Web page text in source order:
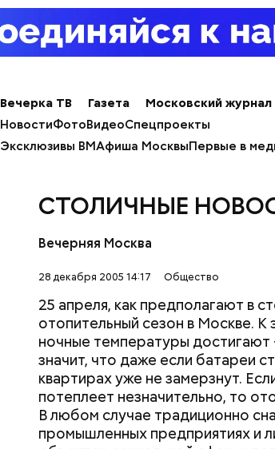
Вечерка ТВ Газета Московский журнал
НовостиФотоВидеоСпецпроекты
Эксклюзивы ВМАфиша МосквыПервые в
СТОЛИЧНЫЕ
Вечерняя Москва
28 декабря 2005 14:17 Общество
25 апреля, как предполагают в
отопительный сезон в Москве.
ночные температуры достигают
значит, что даже если батареи
квартирах уже не замерзнут.
потеплеет незначительно, то
В любом случае традиционно
промышленных предприятиях и
направлениям. Чем ответит на